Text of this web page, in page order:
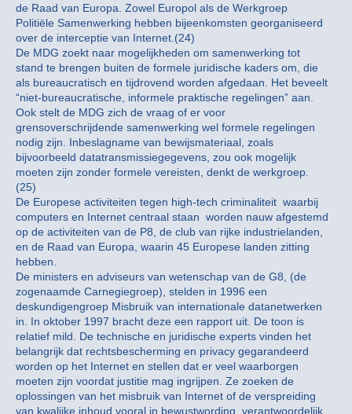
de Raad van Europa. Zowel Europol als de Werkgroep
Politiële Samenwerking hebben bijeenkomsten georganiseerd
over de interceptie van Internet.(24)
De MDG zoekt naar mogelijkheden om samenwerking tot
stand te brengen buiten de formele juridische kaders om, die
als bureaucratisch en tijdrovend worden afgedaan. Het beveelt
“niet-bureaucratische, informele praktische regelingen” aan.
Ook stelt de MDG zich de vraag of er voor
grensoverschrijdende samenwerking wel formele regelingen
nodig zijn. Inbeslagname van bewijsmateriaal, zoals
bijvoorbeeld datatransmissiegegevens, zou ook mogelijk
moeten zijn zonder formele vereisten, denkt de werkgroep.
(25)
De Europese activiteiten tegen high-tech criminaliteit ­ waarbij
computers en Internet centraal staan ­ worden nauw afgestemd
op de activiteiten van de P8, de club van rijke industrielanden,
en de Raad van Europa, waarin 45 Europese landen zitting
hebben.
De ministers en adviseurs van wetenschap van de G8, (de
zogenaamde Carnegiegroep), stelden in 1996 een
deskundigengroep Misbruik van internationale datanetwerken
in. In oktober 1997 bracht deze een rapport uit. De toon is
relatief mild. De technische en juridische experts vinden het
belangrijk dat rechtsbescherming en privacy gegarandeerd
worden op het Internet en stellen dat er veel waarborgen
moeten zijn voordat justitie mag ingrijpen. Ze zoeken de
oplossingen van het misbruik van Internet of de verspreiding
van kwalijke inhoud vooral in bewustwording, verantwoordelijk